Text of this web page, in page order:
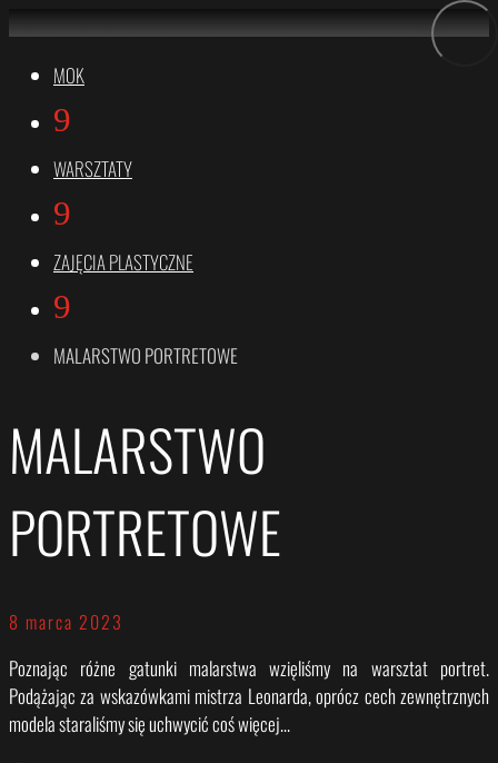
MOK
9
WARSZTATY
9
ZAJĘCIA PLASTYCZNE
9
MALARSTWO PORTRETOWE
MALARSTWO
PORTRETOWE
8 marca 2023
Poznając różne gatunki malarstwa wzięliśmy na warsztat portret.
Podążając za wskazówkami mistrza Leonarda, oprócz cech zewnętrznych
modela staraliśmy się uchwycić coś więcej…